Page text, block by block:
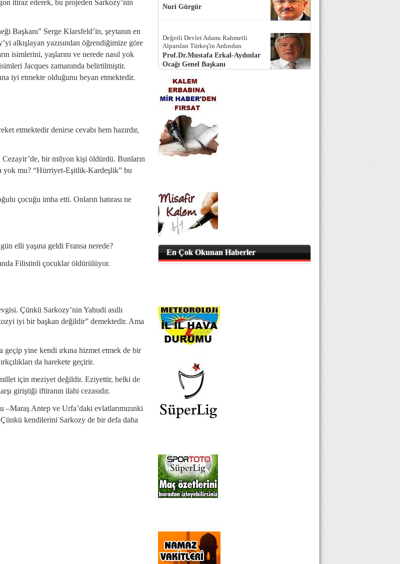
itiraz ederek, bu projeden Sarkozy’nin
Başkanı” Serge Klarsfeld’in, şeytanın en
alkışlayan yazısından öğrendiğimize göre
isimlerini, yaşlarını ve nerede nasıl yok
Jacques zamanında belirtilmiştir.
iyi etmekte olduğunu beyan etmektedir.
etmektedir denirse cevabı hem hazırdır,
bir milyon kişi öldürdü. Bunların
yok mu? “Hürriyet-Eşitlik-Kardeşlik” bu
çocuğu imha etti. Onların hatırası ne
elli yaşına geldi Fransa nerede?
Filistinli çocuklar öldürülüyor.
Çünkü Sarkozy’nin Yahudi asıllı
iyi bir başkan değildir” demektedir. Ama
geçip yine kendi ırkına hizmet etmek de bir
da harekete geçirir.
için meziyet değildir. Eziyettir, belki de
giriştiği iftiranın ilahi cezasıdır.
Antep ve Urfa’daki evlatlarımızınki
Çünkü kendilerini Sarkozy de bir defa daha
Nuri Gürgür
Değerli Devlet Adamı Rahmetli
Alparslan Türkeş'in Ardından
Prof.Dr.Mustafa Erkal-Aydınlar
Ocağı Genel Başkanı
En Çok Okunan Haberler